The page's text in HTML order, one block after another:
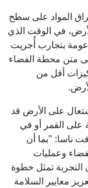
المواد على سطح
في الوقت الذي
بتجارب أُجريت
متن محطة الفضاء
أقل من
على الأرض قد
على القمر أو في
ناسا: "بما أن
وعمليات
التجربة تمثل خطوة
معايير السلامة